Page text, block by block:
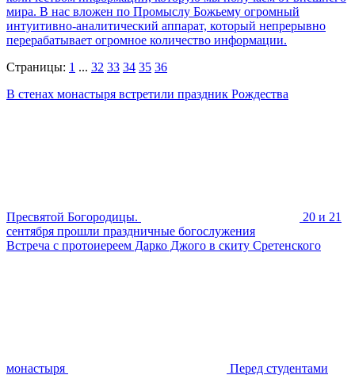
мира. В нас вложен по Промыслу Божьему огромный
интуитивно-аналитический аппарат, который непрерывно
перерабатывает огромное количество информации.
Страницы: 1 ... 32 33 34 35 36
В стенах монастыря встретили праздник Рождества
Пресвятой Богородицы.
20 и 21
сентября прошли праздничные богослужения
Встреча с протоиереем Дарко Джого в скиту Сретенского
монастыря
Перед студентами